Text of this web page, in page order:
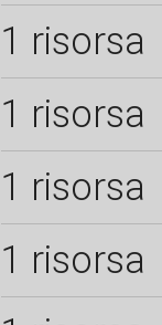
1 risorsa
1 risorsa
1 risorsa
1 risorsa